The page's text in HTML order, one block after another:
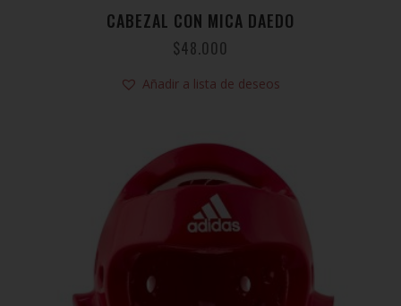
CABEZAL CON MICA DAEDO
$48.000
Añadir a lista de deseos